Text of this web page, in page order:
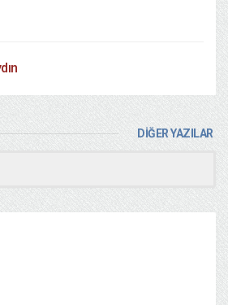
DİĞER YAZILAR